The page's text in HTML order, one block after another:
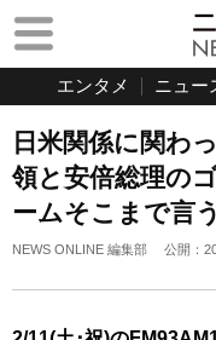
エンタメ ニュー
日米関係に関わ
領と安倍総理の
ームそこまで言
NEWS ONLINE 編集部 公開：